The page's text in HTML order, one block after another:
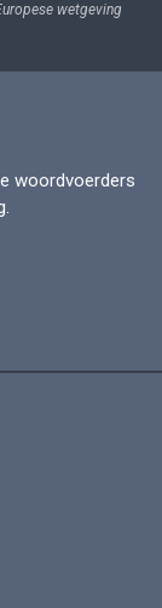
wetgeving
woordvoerders